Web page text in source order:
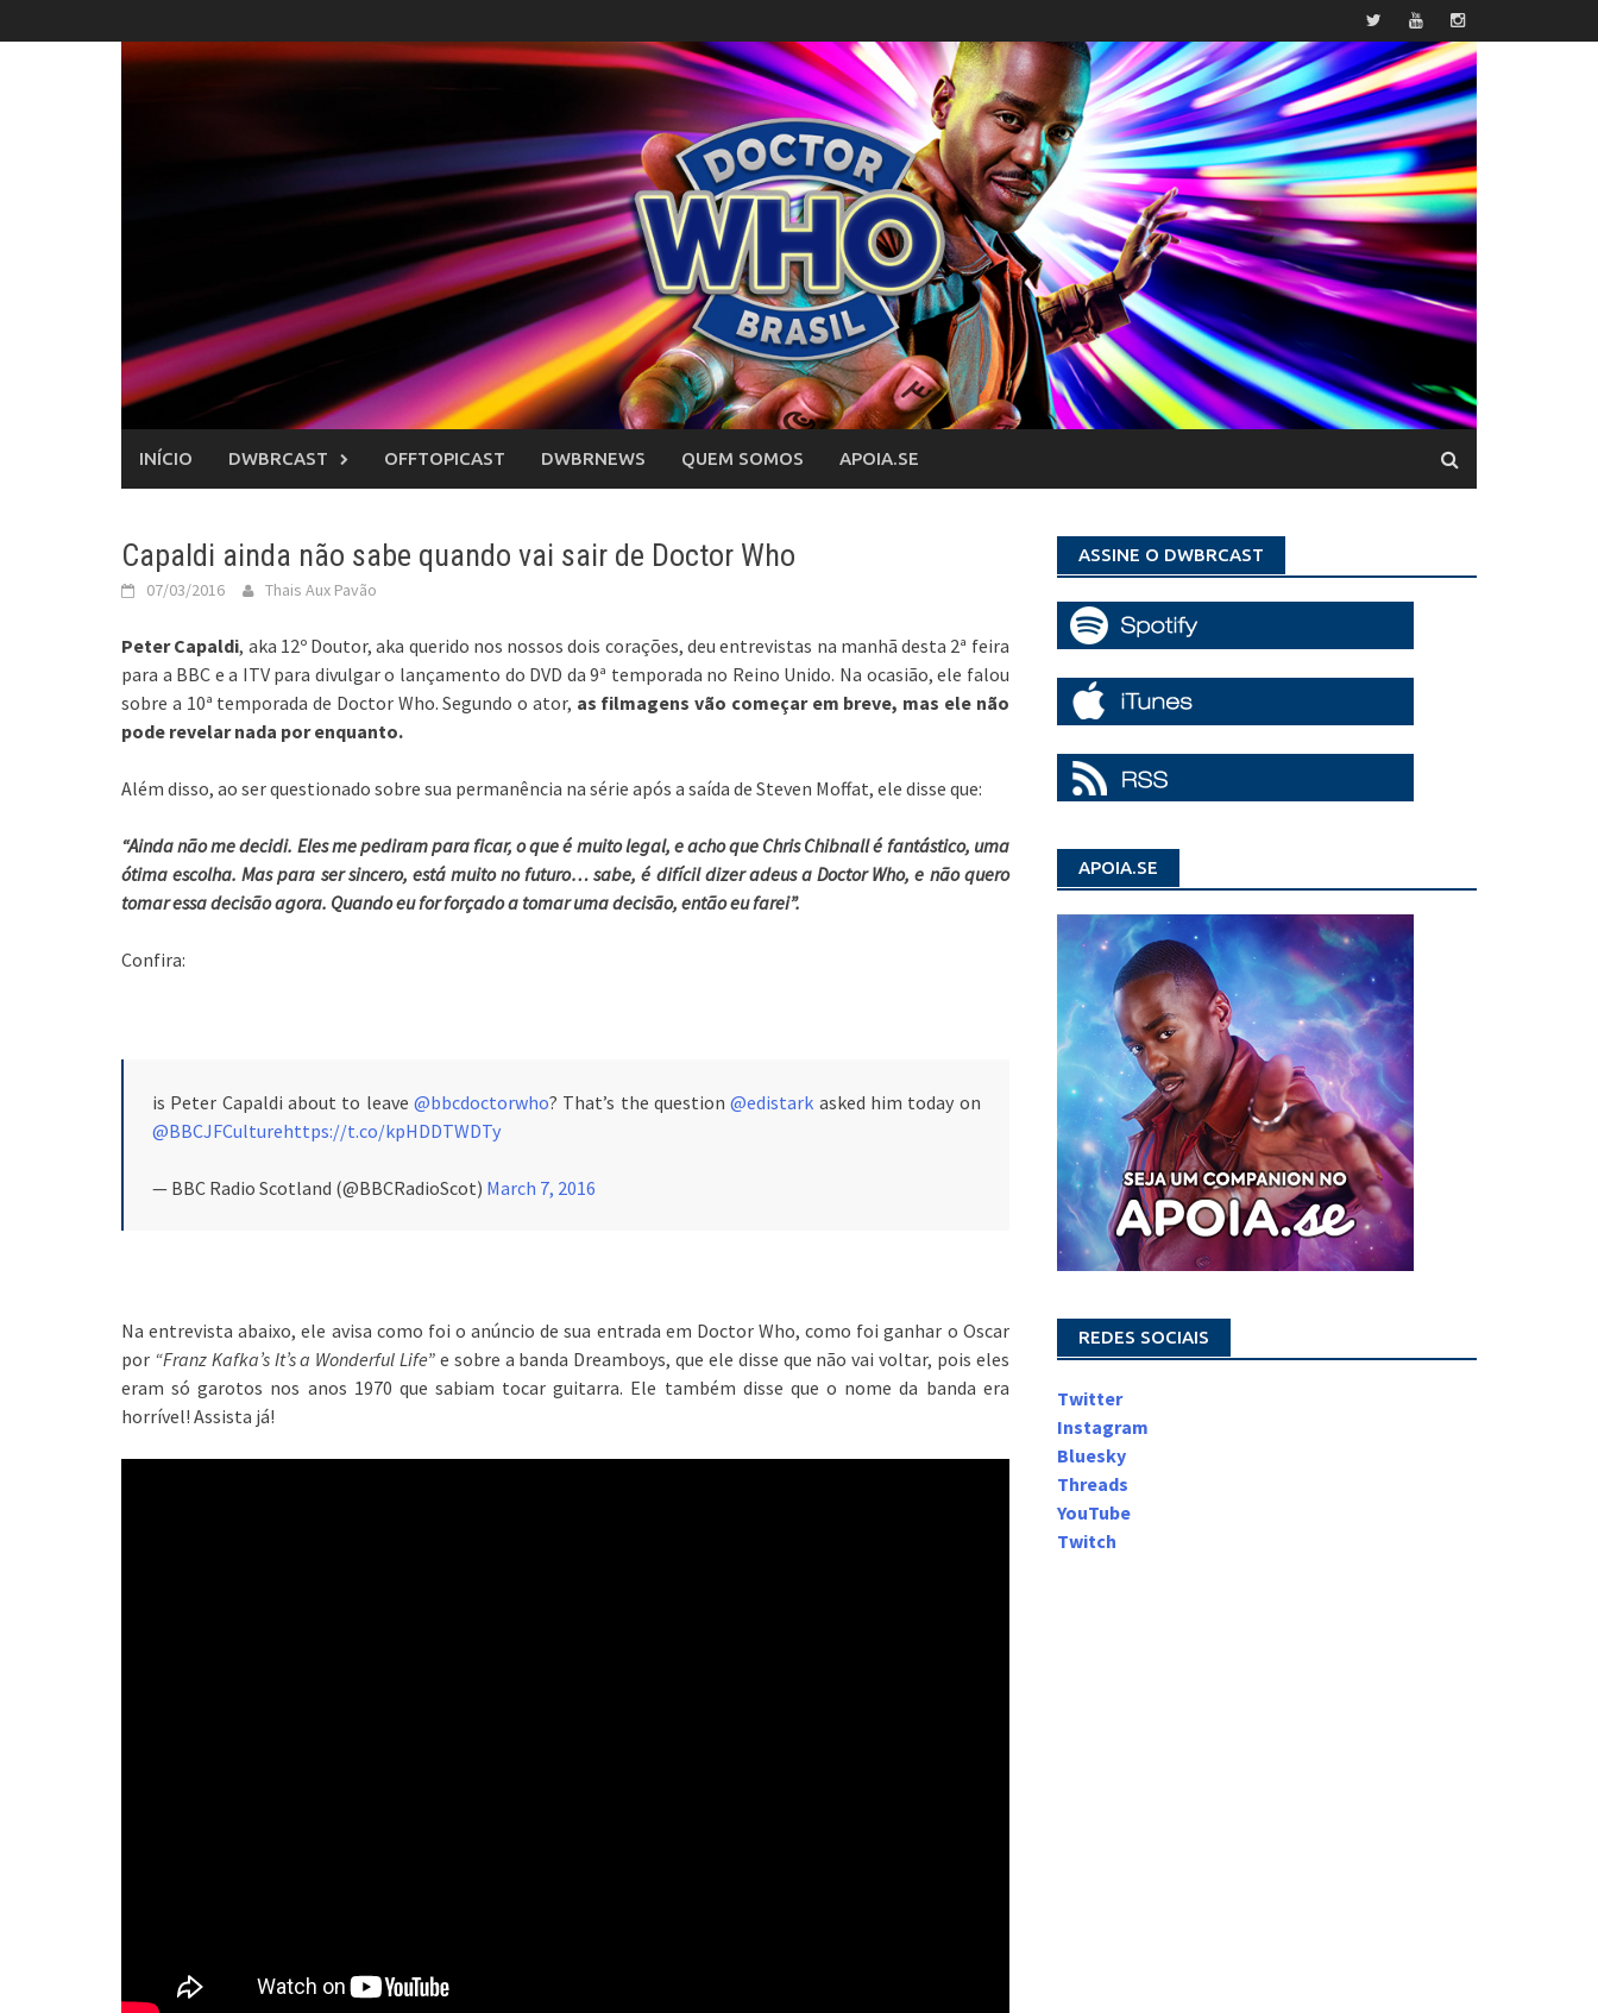
to
INÍCIO DWBRCAST OFFTOPICAST DWBRNEWS QUEM SOMOS APOIA.SE
Capaldi ainda não sabe quando vai sair de Doctor Who
07/03/2016 Thais Aux Pavão
Peter Capaldi, aka 12º Doutor, aka querido nos nossos dois corações, deu entrevistas na manhã desta 2ª feira
para a BBC e a ITV para divulgar o lançamento do DVD da 9ª temporada no Reino Unido. Na ocasião, ele falou
sobre a 10ª temporada de Doctor Who. Segundo o ator, as filmagens vão começar em breve, mas ele não
pode revelar nada por enquanto.
Além disso, ao ser questionado sobre sua permanência na série após a saída de Steven Moffat, ele disse que:
“Ainda não me decidi. Eles me pediram para ficar, o que é muito legal, e acho que Chris Chibnall é fantástico, uma
ótima escolha. Mas para ser sincero, está muito no futuro… sabe, é difícil dizer adeus a Doctor Who, e não quero
tomar essa decisão agora. Quando eu for forçado a tomar uma decisão, então eu farei”.
Confira:
is Peter Capaldi about to leave @bbcdoctorwho? That’s the question@edistark asked him today on
@BBCJFCulturehttps://t.co/kpHDDTWDTy
— BBC Radio Scotland (@BBCRadioScot) March 7, 2016
Na entrevista abaixo, ele avisa como foi o anúncio de sua entrada em Doctor Who, como foi ganhar o Oscar
por “Franz Kafka’s It’s a Wonderful Life” e sobre a banda Dreamboys, que ele disse que não vai voltar, pois eles
eram só garotos nos anos 1970 que sabiam tocar guitarra. Ele também disse que o nome da banda era
horrível! Assista já!
ASSINE O DWBRCAST
APOIA.SE
REDES SOCIAIS
Twitter
Instagram
Bluesky
Threads
YouTube
Twitch